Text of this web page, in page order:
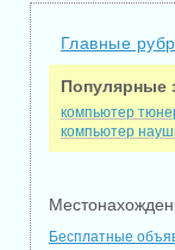
Главные
Популярные
компьютер
компьютер
Бесплатные